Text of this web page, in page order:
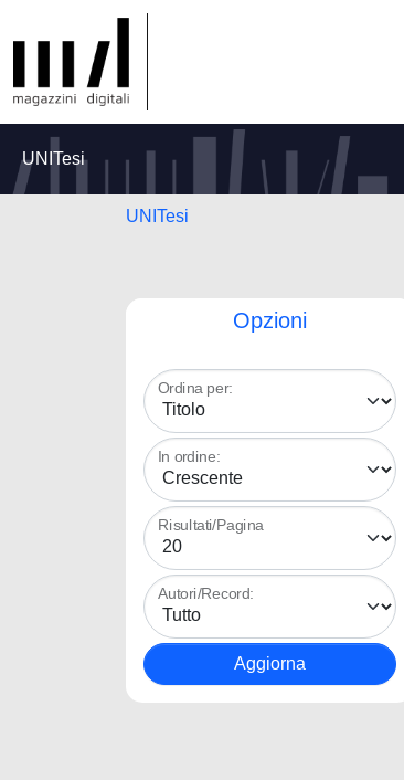
UNITesi
UNITesi
Opzioni
Ordina per:
In ordine:
Risultati/Pagina
Autori/Record: